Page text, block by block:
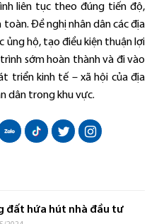
liên tục theo đúng tiến độ,
Đề nghị nhân dân các địa
ủng hộ, tạo điều kiện thuận lợi
sớm hoàn thành và đi vào
triển kinh tế – xã hội của địa
dân trong khu vực.
đất hứa hút nhà đầu tư